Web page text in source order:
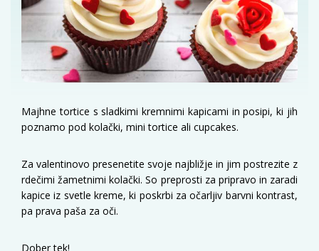
Majhne tortice s sladkimi kremnimi kapicami in posipi, ki jih
poznamo pod kolački, mini tortice ali cupcakes.
Za valentinovo presenetite svoje najbližje in jim postrezite z
rdečimi žametnimi kolački. So preprosti za pripravo in zaradi
kapice iz svetle kreme, ki poskrbi za očarljiv barvni kontrast,
pa prava paša za oči.
Dober tek!